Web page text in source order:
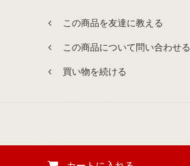
この商品を友達に教える
この商品について問い合わせる
買い物を続ける